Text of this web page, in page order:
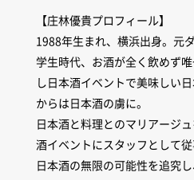
【庄林優貴プロフィール】
1988年生まれ、横浜出身。元
学生時代、お酒が全く飲めず
し日本酒イベントで美味しい
からは日本酒の虜に。
日本酒と料理とのマリアージ
酒イベントにスタッフとして従
日本酒の無限の可能性を追究し